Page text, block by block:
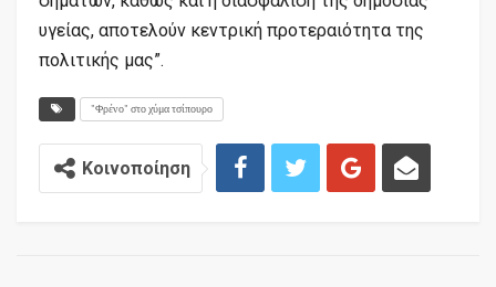
υγείας, αποτελούν κεντρική προτεραιότητα της
πολιτικής μας”.
"Φρένο" στο χύμα τσίπουρο
Κοινοποίηση